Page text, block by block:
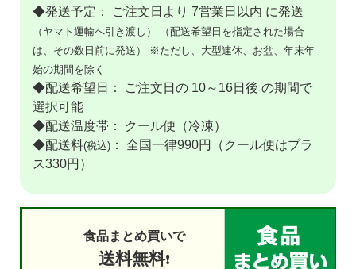
◆発送予定： ご注文日より 7営業日以内 に発送
（ヤマト運輸へ引き渡し）
（配送希望日を指定された場合
は、その数日前に発送）
※ただし、大型連休、お盆、年末年
始の期間を除く
◆配送希望日： ご注文日の 10～16日後 の期間で
選択可能
◆配送温度帯： クール便（冷凍）
◆配送料(税込) ： 全国一律990円（クール便はプラ
ス330円）
食品まとめ買いで
送料無料❗